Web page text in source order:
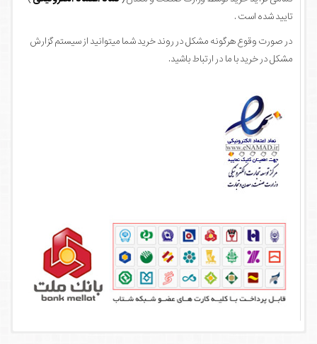
تایید شده است .
در صورت وقوع هرگونه مشکل در روند خرید شما میتوانید از سیستم گزارش
مشکل در خرید با ما در ارتباط باشید.